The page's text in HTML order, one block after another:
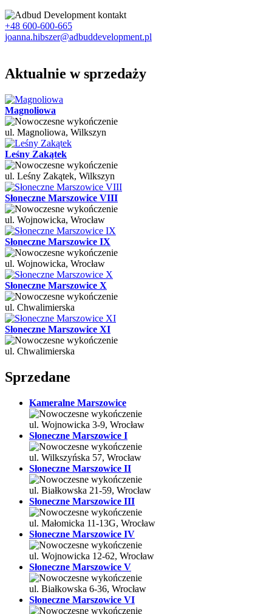
+48 600-600-665
joanna.hibszer@adbuddevelopment.pl
Aktualnie w sprzedaży
Magnoliowa
ul. Magnoliowa, Wilkszyn
Leśny Zakątek
ul. Leśny Zakątek, Wilkszyn
Słoneczne Marszowice VIII
ul. Wojnowicka, Wrocław
Słoneczne Marszowice IX
ul. Wojnowicka, Wrocław
Słoneczne Marszowice X
ul. Chwalimierska
Słoneczne Marszowice XI
ul. Chwalimierska
Sprzedane
Kameralne Marszowice
ul. Wojnowicka 3-9, Wrocław
Słoneczne Marszowice I
ul. Wilkszyńska 57, Wrocław
Słoneczne Marszowice II
ul. Białkowska 21-59, Wrocław
Słoneczne Marszowice III
ul. Małomicka 11-13G, Wrocław
Słoneczne Marszowice IV
ul. Wojnowicka 12-62, Wrocław
Słoneczne Marszowice V
ul. Białkowska 6-36, Wrocław
Słoneczne Marszowice VI